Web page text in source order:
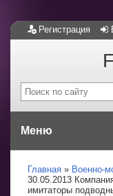
Регистрация
Меню
Главная
Военно-
30.05.2013
имитаторы